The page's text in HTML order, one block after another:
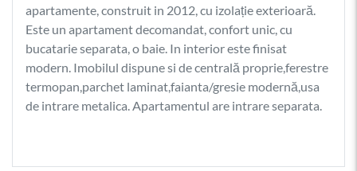
apartamente, construit in 2012, cu izolație exterioară.
Este un apartament decomandat, confort unic, cu
bucatarie separata, o baie. In interior este finisat
modern. Imobilul dispune si de centrală proprie,ferestre
termopan,parchet laminat,faianta/gresie modernă,usa
de intrare metalica. Apartamentul are intrare separata.